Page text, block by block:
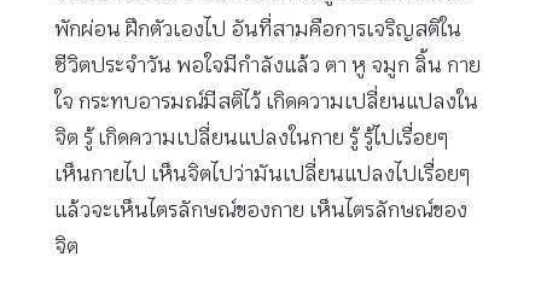
พักผ่อน ฝึกตัวเองไป อันที่สามคือการเจริญสติใน
ชีวิตประจำวัน พอใจมีกำลังแล้ว ตา หู จมูก ลิ้น กาย
ใจ กระทบอารมณ์มีสติไว้ เกิดความเปลี่ยนแปลงใน
จิต รู้ เกิดความเปลี่ยนแปลงในกาย รู้ รู้ไปเรื่อยๆ
เห็นกายไป เห็นจิตไปว่ามันเปลี่ยนแปลงไปเรื่อยๆ
แล้วจะเห็นไตรลักษณ์ของกาย เห็นไตรลักษณ์ของ
จิต